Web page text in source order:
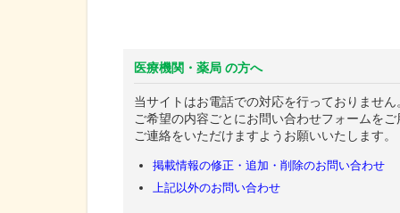
医療機関・薬局 の方へ
当サイトはお電話での対応を行っておりません
ご希望の内容ごとにお問い合わせフォームを
ご連絡をいただけますようお願いいたします。
掲載情報の修正・追加・削除のお問い合わせ
上記以外のお問い合わせ